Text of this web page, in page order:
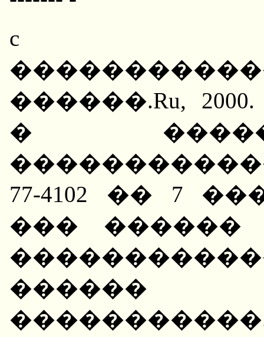
c
������.Ru,
�
77-4102 �� 7
��� ������
������ ��